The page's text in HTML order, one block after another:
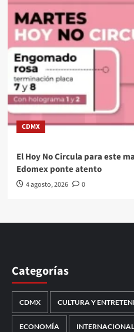
CDMX
El Hoy No Circula para este
Edomex ponte atento
4 agosto, 2026 0
Categorías
CDMX CULTURA Y
ECONOMÍA